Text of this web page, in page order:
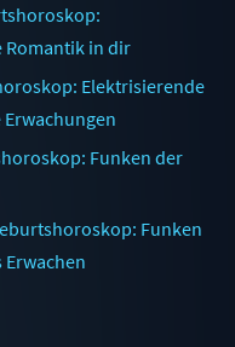
Romantik in dir
Elektrisierende
Funken der
Funken